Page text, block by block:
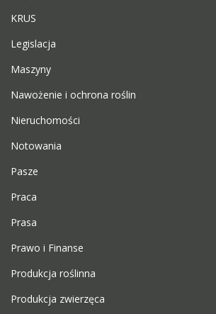
KRUS
Legislacja
Maszyny
Nawożenie i ochrona roślin
Nieruchomości
Notowania
Pasze
Praca
Prasa
Prawo i Finanse
Produkcja roślinna
Produkcja zwierzęca